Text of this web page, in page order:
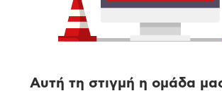
Αυτή τη στιγμή η ομάδα